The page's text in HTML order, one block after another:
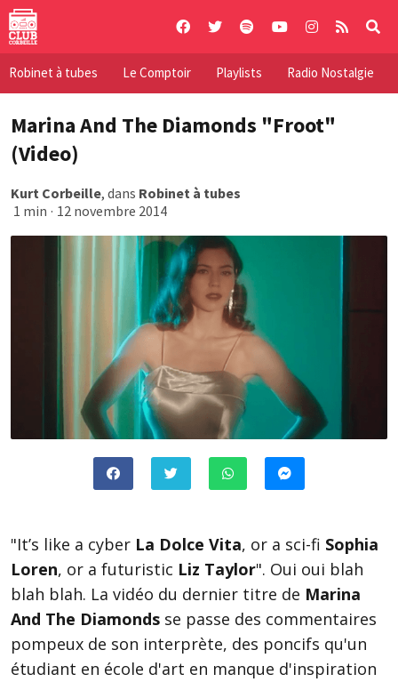
Skip
content
Robinet à tubes Le Comptoir Playlists Radio Nostalgie
Marina And The Diamonds "Froot"
(Video)
Kurt Corbeille, dans Robinet à tubes
1 min · 12 novembre 2014
"It’s like a cyber La Dolce Vita, or a sci-fi Sophia
Loren, or a futuristic Liz Taylor". Oui oui blah
blah blah. La vidéo du dernier titre de Marina
And The Diamonds se passe des commentaires
pompeux de son interprète, des poncifs qu'un
étudiant en école d'art en manque d'inspiration